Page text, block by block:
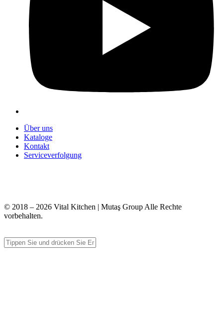
Über uns
Kataloge
Kontakt
Serviceverfolgung
© 2018 – 2026 Vital Kitchen | Mutaş Group Alle Rechte
vorbehalten.